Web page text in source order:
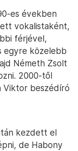
es években
vokalistaként,
férjével,
egyre közelebb
Németh Zsolt
2000-től
Viktor beszédíró
kezdett el
de Habony